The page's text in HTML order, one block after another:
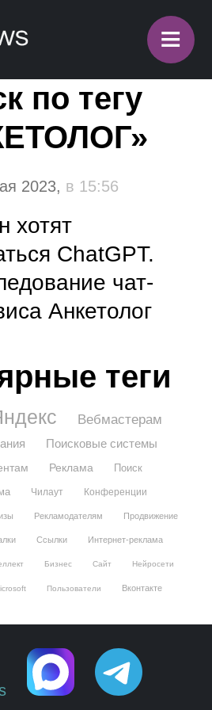
≡
по тегу
2023, в 15:56
хотят
ChatGPT.
чат-
Анкетолог
теги
Вебмастерам
Поисковые системы
Реклама
Поиск
Чилаут Конференции
Рекламодателям Продвижение
Ссылки Интернет-реклама
Бизнес Сайт Нейросети
Пользователи Вконтакте